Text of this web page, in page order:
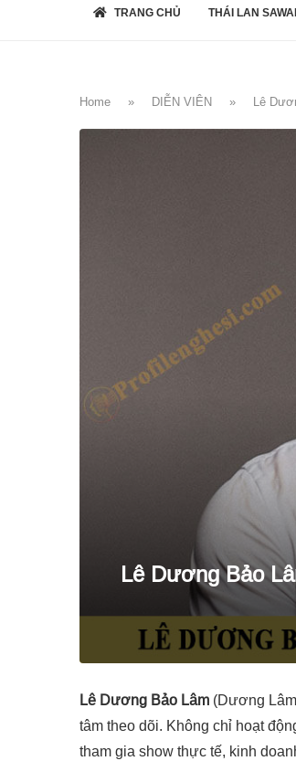
TRANG CHỦ THÁI LAN
Home » DIỄN VIÊN » Lê
Lê Dương Bảo
Lê Dương Bảo Lâm (Dương
tâm theo dõi. Không chỉ hoạt
tham gia show thực tế, kinh